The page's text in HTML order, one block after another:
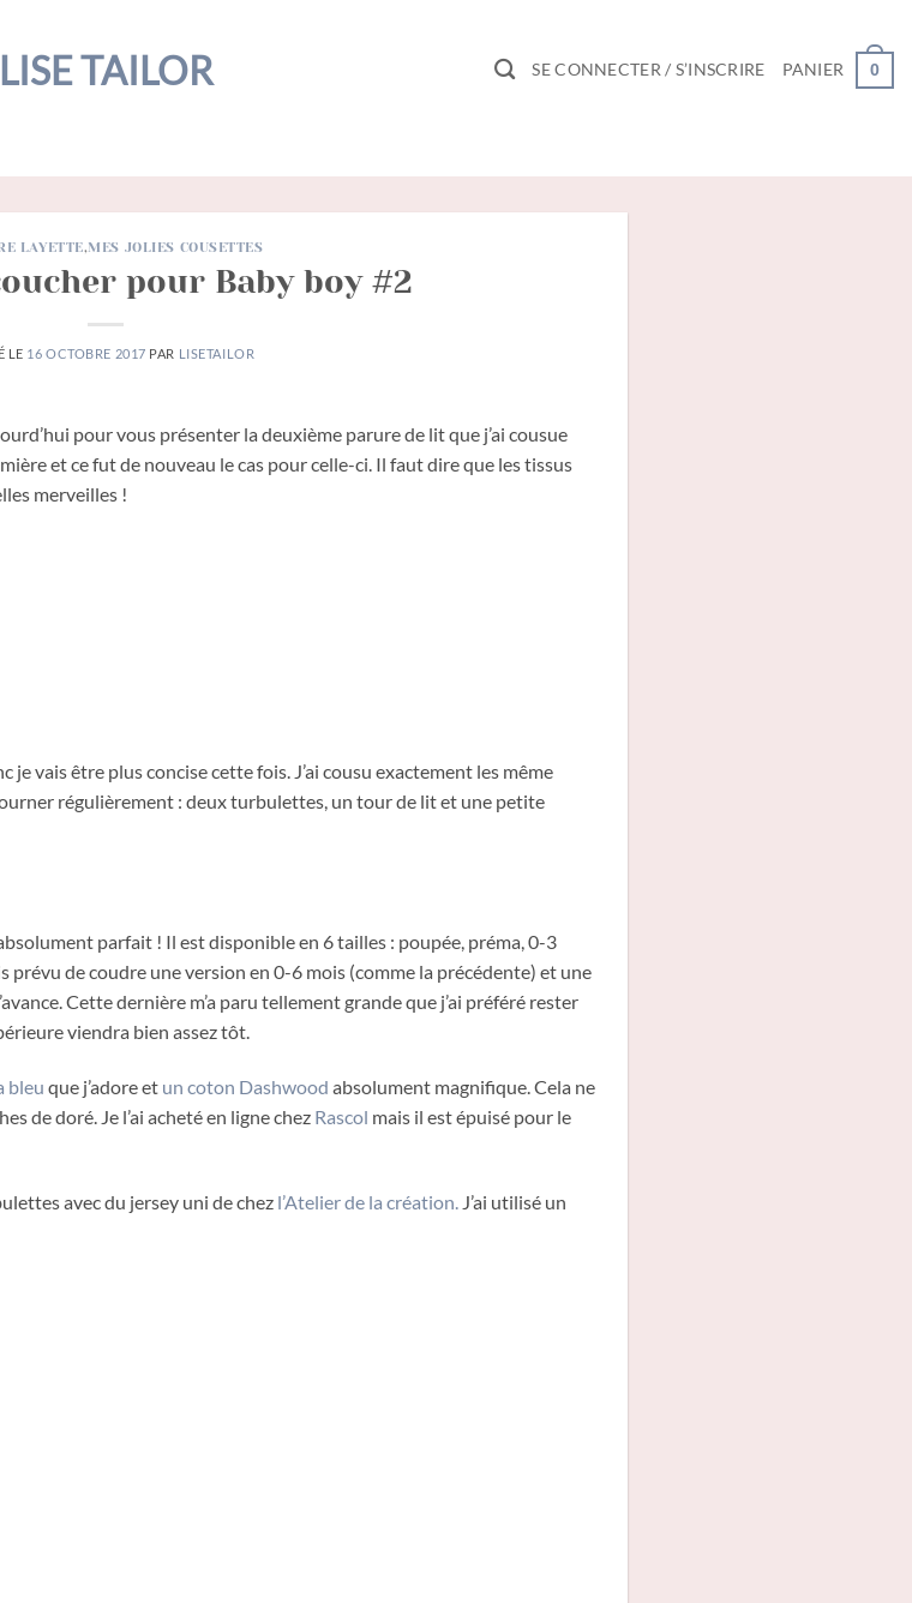
LISE TAILOR SE CONNECTER / S’INSCRIRE PANIER 0
LAYETTE,MES JOLIES COUSETTES
pour Baby boy #2
LE 16 OCTOBRE 2017 PAR LISETAILOR
pour vous présenter la deuxième parure de lit que j’ai cousue
et ce fut de nouveau le cas pour celle-ci. Il faut dire que les tissus
merveilles !
je vais être plus concise cette fois. J’ai cousu exactement les même
régulièrement : deux turbulettes, un tour de lit et une petite
parfait ! Il est disponible en 6 tailles : poupée, préma, 0-3
prévu de coudre une version en 0-6 mois (comme la précédente) et une
Cette dernière m’a paru tellement grande que j’ai préféré rester
viendra bien assez tôt.
bleu que j’adore et un coton Dashwood absolument magnifique. Cela ne
de doré. Je l’ai acheté en ligne chez Rascol mais il est épuisé pour le
avec du jersey uni de chez l’Atelier de la création. J’ai utilisé un